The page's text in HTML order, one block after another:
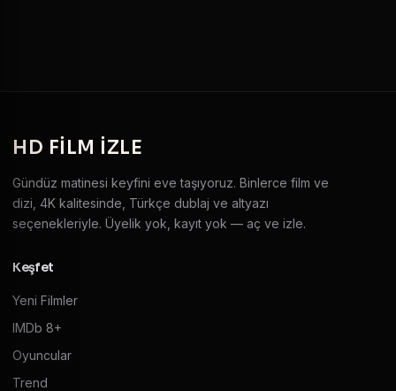
HD FILM IZLE
Gündüz matinesi keyfini eve taşıyoruz. Binlerce film ve
dizi, 4K kalitesinde, Türkçe dublaj ve altyazı
seçenekleriyle. Üyelik yok, kayıt yok — aç ve izle.
Keşfet
Yeni Filmler
IMDb 8+
Oyuncular
Trend